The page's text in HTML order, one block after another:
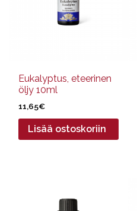
Eukalyptus, eteerinen
öljy 10ml
11,65€
Lisää ostoskoriin